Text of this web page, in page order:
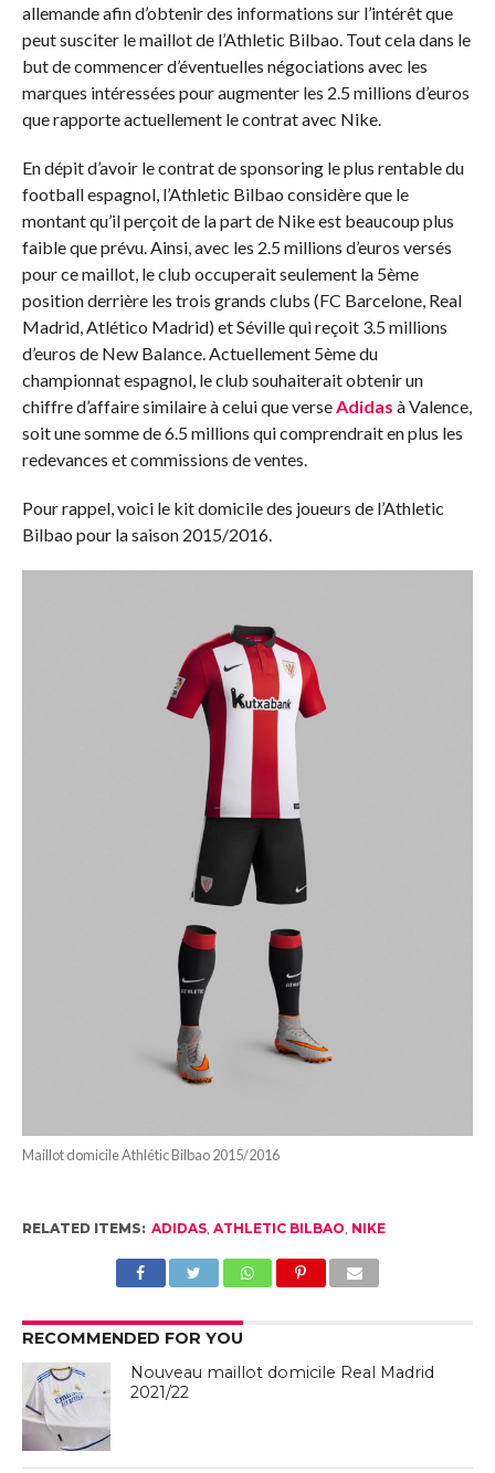
allemande afin d’obtenir des informations sur l’intérêt que
peut susciter le maillot de l’Athletic Bilbao. Tout cela dans le
but de commencer d’éventuelles négociations avec les
marques intéressées pour augmenter les 2.5 millions d’euros
que rapporte actuellement le contrat avec Nike.
En dépit d’avoir le contrat de sponsoring le plus rentable du
football espagnol, l’Athletic Bilbao considère que le
montant qu’il perçoit de la part de Nike est beaucoup plus
faible que prévu. Ainsi, avec les 2.5 millions d’euros versés
pour ce maillot, le club occuperait seulement la 5ème
position derrière les trois grands clubs (FC Barcelone, Real
Madrid, Atlético Madrid) et Séville qui reçoit 3.5 millions
d’euros de New Balance. Actuellement 5ème du
championnat espagnol, le club souhaiterait obtenir un
chiffre d’affaire similaire à celui que verseAdidas à Valence,
soit une somme de 6.5 millions qui comprendrait en plus les
redevances et commissions de ventes.
Pour rappel, voici le kit domicile des joueurs de l’Athletic
Bilbao pour la saison 2015/2016.
Maillot domicile Athlétic Bilbao 2015/2016
RELATED ITEMS: ADIDAS, ATHLETIC BILBAO NIKE
RECOMMENDED FOR YOU
Nouveau maillot domicile Real Madrid
2021/22